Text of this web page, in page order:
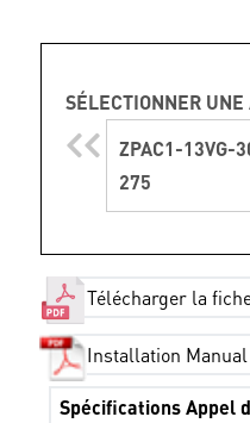
SÉLECTIONNER
ZPAC1-13VG-
275
Télécharger la
Installation Manual
Spécifications Appel